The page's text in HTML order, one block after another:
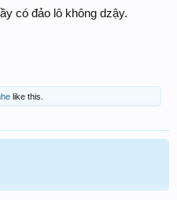
có đảo lô không dzậy.
like this.